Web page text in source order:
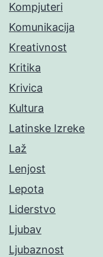
Kompjuteri
Komunikacija
Kreativnost
Kritika
Krivica
Kultura
Latinske Izreke
Laž
Lenjost
Lepota
Liderstvo
Ljubav
Ljubaznost